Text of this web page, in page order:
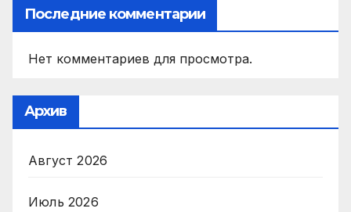
Последние комментарии
Нет комментариев для просмотра.
Архив
Август 2026
Июль 2026